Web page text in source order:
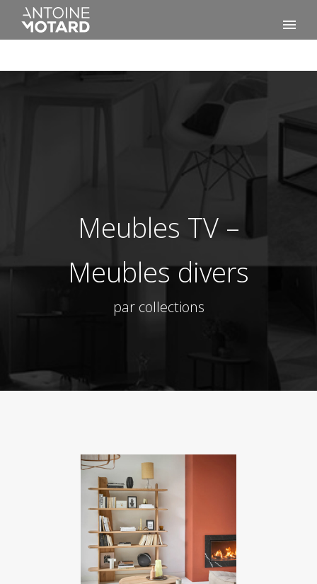
Meubles TV –
Meubles divers
par collections
BOHEME
Meubles TV